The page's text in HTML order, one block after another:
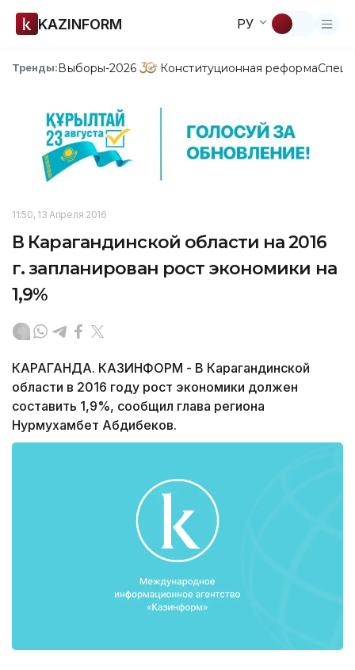
KAZINFORM РУ
Тренды:Выборы-2026 Конституционная реформа
11:50, 13 Апреля 2016
В Карагандинской области на 2016
г. запланирован рост экономики на
1,9%
КАРАГАНДА. КАЗИНФОРМ - В Карагандинской
области в 2016 году рост экономики должен
составить 1,9%, сообщил глава региона
Нурмухамбет Абдибеков.